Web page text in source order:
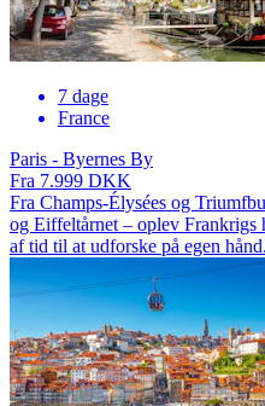
7 dage
France
Paris - Byernes By
Fra 7.999 DKK
Fra Champs-Élysées og
og Eiffeltårnet – oplev Frankrigs
af tid til at udforske på egen hånd.